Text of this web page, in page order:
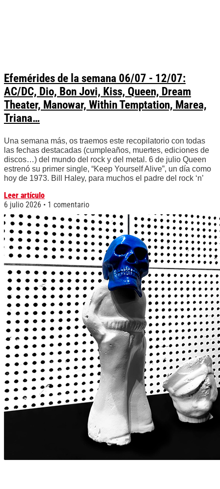
Efemérides de la semana 06/07 - 12/07:
AC/DC, Dio, Bon Jovi, Kiss, Queen, Dream
Theater, Manowar, Within Temptation, Marea,
Triana…
Una semana más, os traemos este recopilatorio con todas
las fechas destacadas (cumpleaños, muertes, ediciones de
discos…) del mundo del rock y del metal. 6 de julio Queen
estrenó su primer single, “Keep Yourself Alive”, un día como
hoy de 1973. Bill Haley, para muchos el padre del rock ‘n’
Leer artículo
6 julio 2026
1 comentario